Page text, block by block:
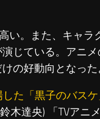
い。また、キャラ
じている。アニ
の好動向となった
た「黒子のバス
木達央) 「TVアニ